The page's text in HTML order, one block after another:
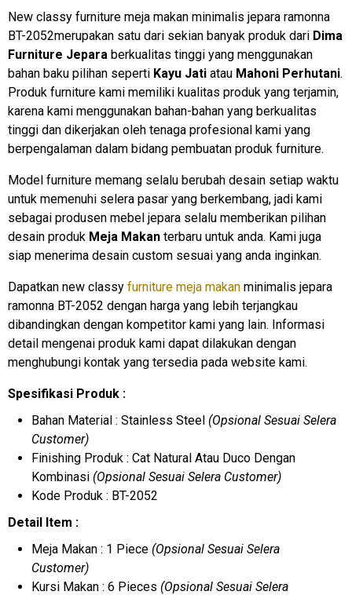
New classy furniture meja makan minimalis jepara ramonna
BT-2052merupakan satu dari sekian banyak produk dari Dima
Furniture Jepara berkualitas tinggi yang menggunakan
bahan baku pilihan seperti Kayu Jati atau Mahoni Perhutani.
Produk furniture kami memiliki kualitas produk yang terjamin,
karena kami menggunakan bahan-bahan yang berkualitas
tinggi dan dikerjakan oleh tenaga profesional kami yang
berpengalaman dalam bidang pembuatan produk furniture.
Model furniture memang selalu berubah desain setiap waktu
untuk memenuhi selera pasar yang berkembang, jadi kami
sebagai produsen mebel jepara selalu memberikan pilihan
desain produk Meja Makan terbaru untuk anda. Kami juga
siap menerima desain custom sesuai yang anda inginkan.
Dapatkan new classy furniture meja makan minimalis jepara
ramonna BT-2052 dengan harga yang lebih terjangkau
dibandingkan dengan kompetitor kami yang lain. Informasi
detail mengenai produk kami dapat dilakukan dengan
menghubungi kontak yang tersedia pada website kami.
Spesifikasi Produk :
Bahan Material : Stainless Steel (Opsional Sesuai Selera
Customer)
Finishing Produk : Cat Natural Atau Duco Dengan
Kombinasi (Opsional Sesuai Selera Customer)
Kode Produk : BT-2052
Detail Item :
Meja Makan : 1 Piece (Opsional Sesuai Selera
Customer)
Kursi Makan : 6 Pieces (Opsional Sesuai Selera